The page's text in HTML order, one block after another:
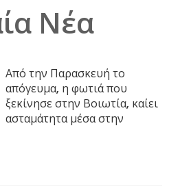
Νέα
Από την Παρασκευή το
απόγευμα, η φωτιά που
ξεκίνησε στην Βοιωτία, καίει
ασταμάτητα μέσα στην